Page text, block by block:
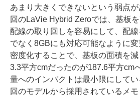
あまり大きくできないという弱点
回のLaVie Hybrid Zeroでは、基板
配線の取り回しを容易にして、配
でなく8GBにも対応可能なように
密度化することで、基板の面積を
3.3平方cmだったのが187.6平方cm
量へのインパクトは最小限にして
回のモデルから採用されているメ